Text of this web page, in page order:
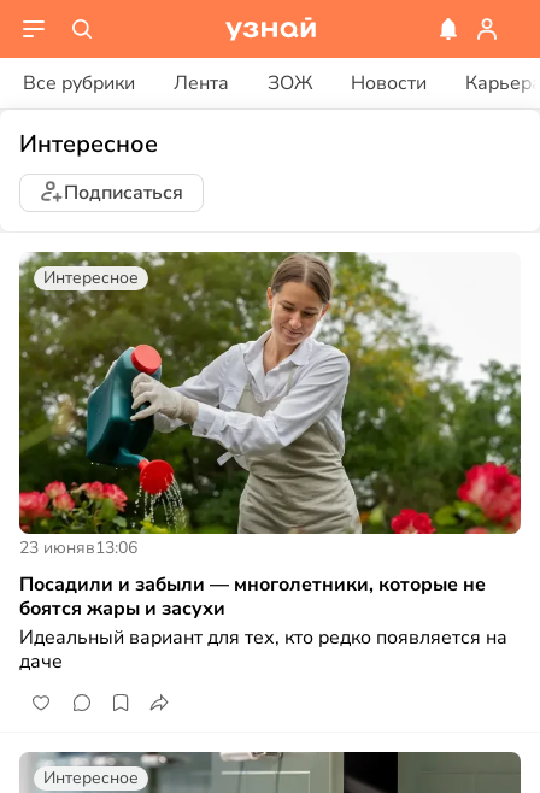
Все рубрики Лента ЗОЖ Новости
Интересное
Подписаться
Интересное
23 июняв13:06
Посадили и забыли — многолетники, которые не
боятся жары и засухи
Идеальный вариант для тех, кто редко появляется на
даче
Интересное